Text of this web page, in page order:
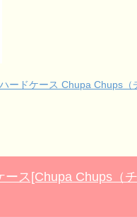
ードケース Chupa Chups
ス[Chupa Chups（